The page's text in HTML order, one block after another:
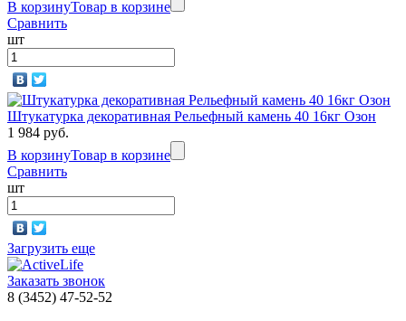
В корзинуТовар в корзине
Сравнить
шт
Штукатурка декоративная Рельефный камень 40 16кг Озон
1 984 руб.
В корзинуТовар в корзине
Сравнить
шт
Загрузить еще
Заказать звонок
8 (3452) 47-52-52